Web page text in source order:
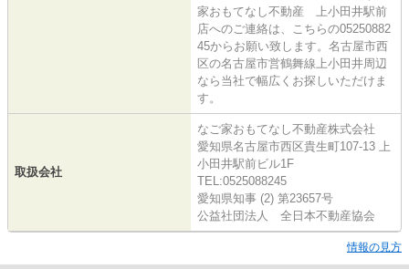
家おもてなし不動産 上小田井駅前
店へのご連絡は、こちらの05250882
45からお願い致します。名古屋市西
区の名古屋市営鶴舞線上小田井周辺
なら当社で幅広くお探しいただけま
す。
取扱会社
なご家おもてなし不動産株式会社
愛知県名古屋市西区貴生町107-13 上
小田井駅前ビル1F
TEL:0525088245
愛知県知事 (2) 第23657号
公益社団法人 全日本不動産協会
情報の見方